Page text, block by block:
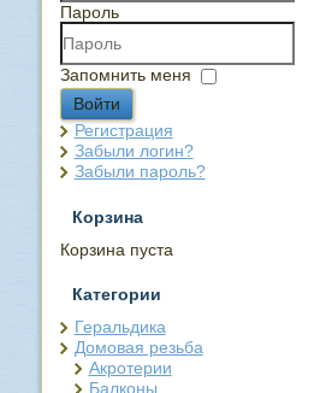
Пароль
Запомнить меня
Войти
Регистрация
Забыли логин?
Забыли пароль?
Корзина
Корзина пуста
Категории
Геральдика
Домовая резьба
Акротерии
Балконы